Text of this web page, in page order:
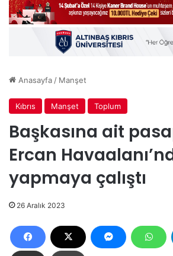
Anasayfa / Manşet
Kıbrıs Manşet Toplum
Başkasına ait
Ercan
yapmaya çalıştı
26 Aralık 2023